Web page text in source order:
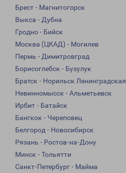
Брест - Магнитогорск
Выкса - Дубна
Гродно - Бийск
Москва (ЦКАД) - Могилев
Пермь - Димитровград
Борисоглебск - Бузулук
Братск - Норильск Ленинградская
Невинномысск - Альметьевск
Ирбит - Батайск
Бангкок - Череповец
Белгород - Новосибирск
Рязань - Ростов-на-Дону
Минск - Тольятти
Санкт-Петербург - Майма